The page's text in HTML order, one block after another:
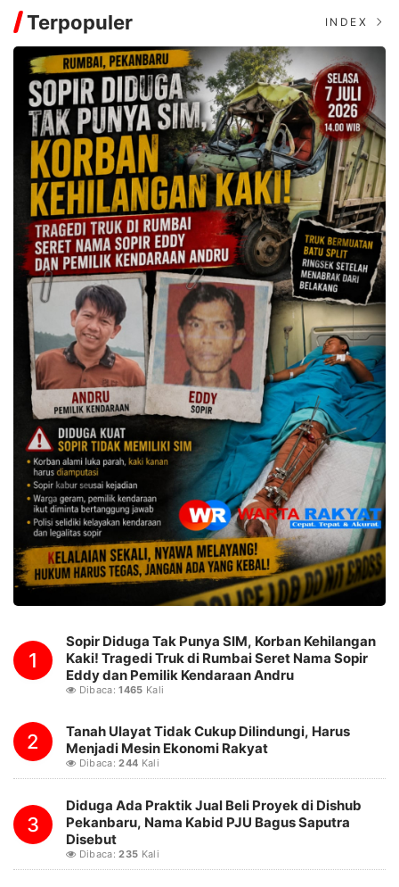
Terpopuler INDEX
1
Sopir Diduga Tak Punya SIM, Korban Kehilangan
Kaki! Tragedi Truk di Rumbai Seret Nama Sopir
Eddy dan Pemilik Kendaraan Andru
Dibaca:1465 Kali
2
Tanah Ulayat Tidak Cukup Dilindungi, Harus
Menjadi Mesin Ekonomi Rakyat
Dibaca:244 Kali
3
Diduga Ada Praktik Jual Beli Proyek di Dishub
Pekanbaru, Nama Kabid PJU Bagus Saputra
Disebut
Dibaca:235 Kali